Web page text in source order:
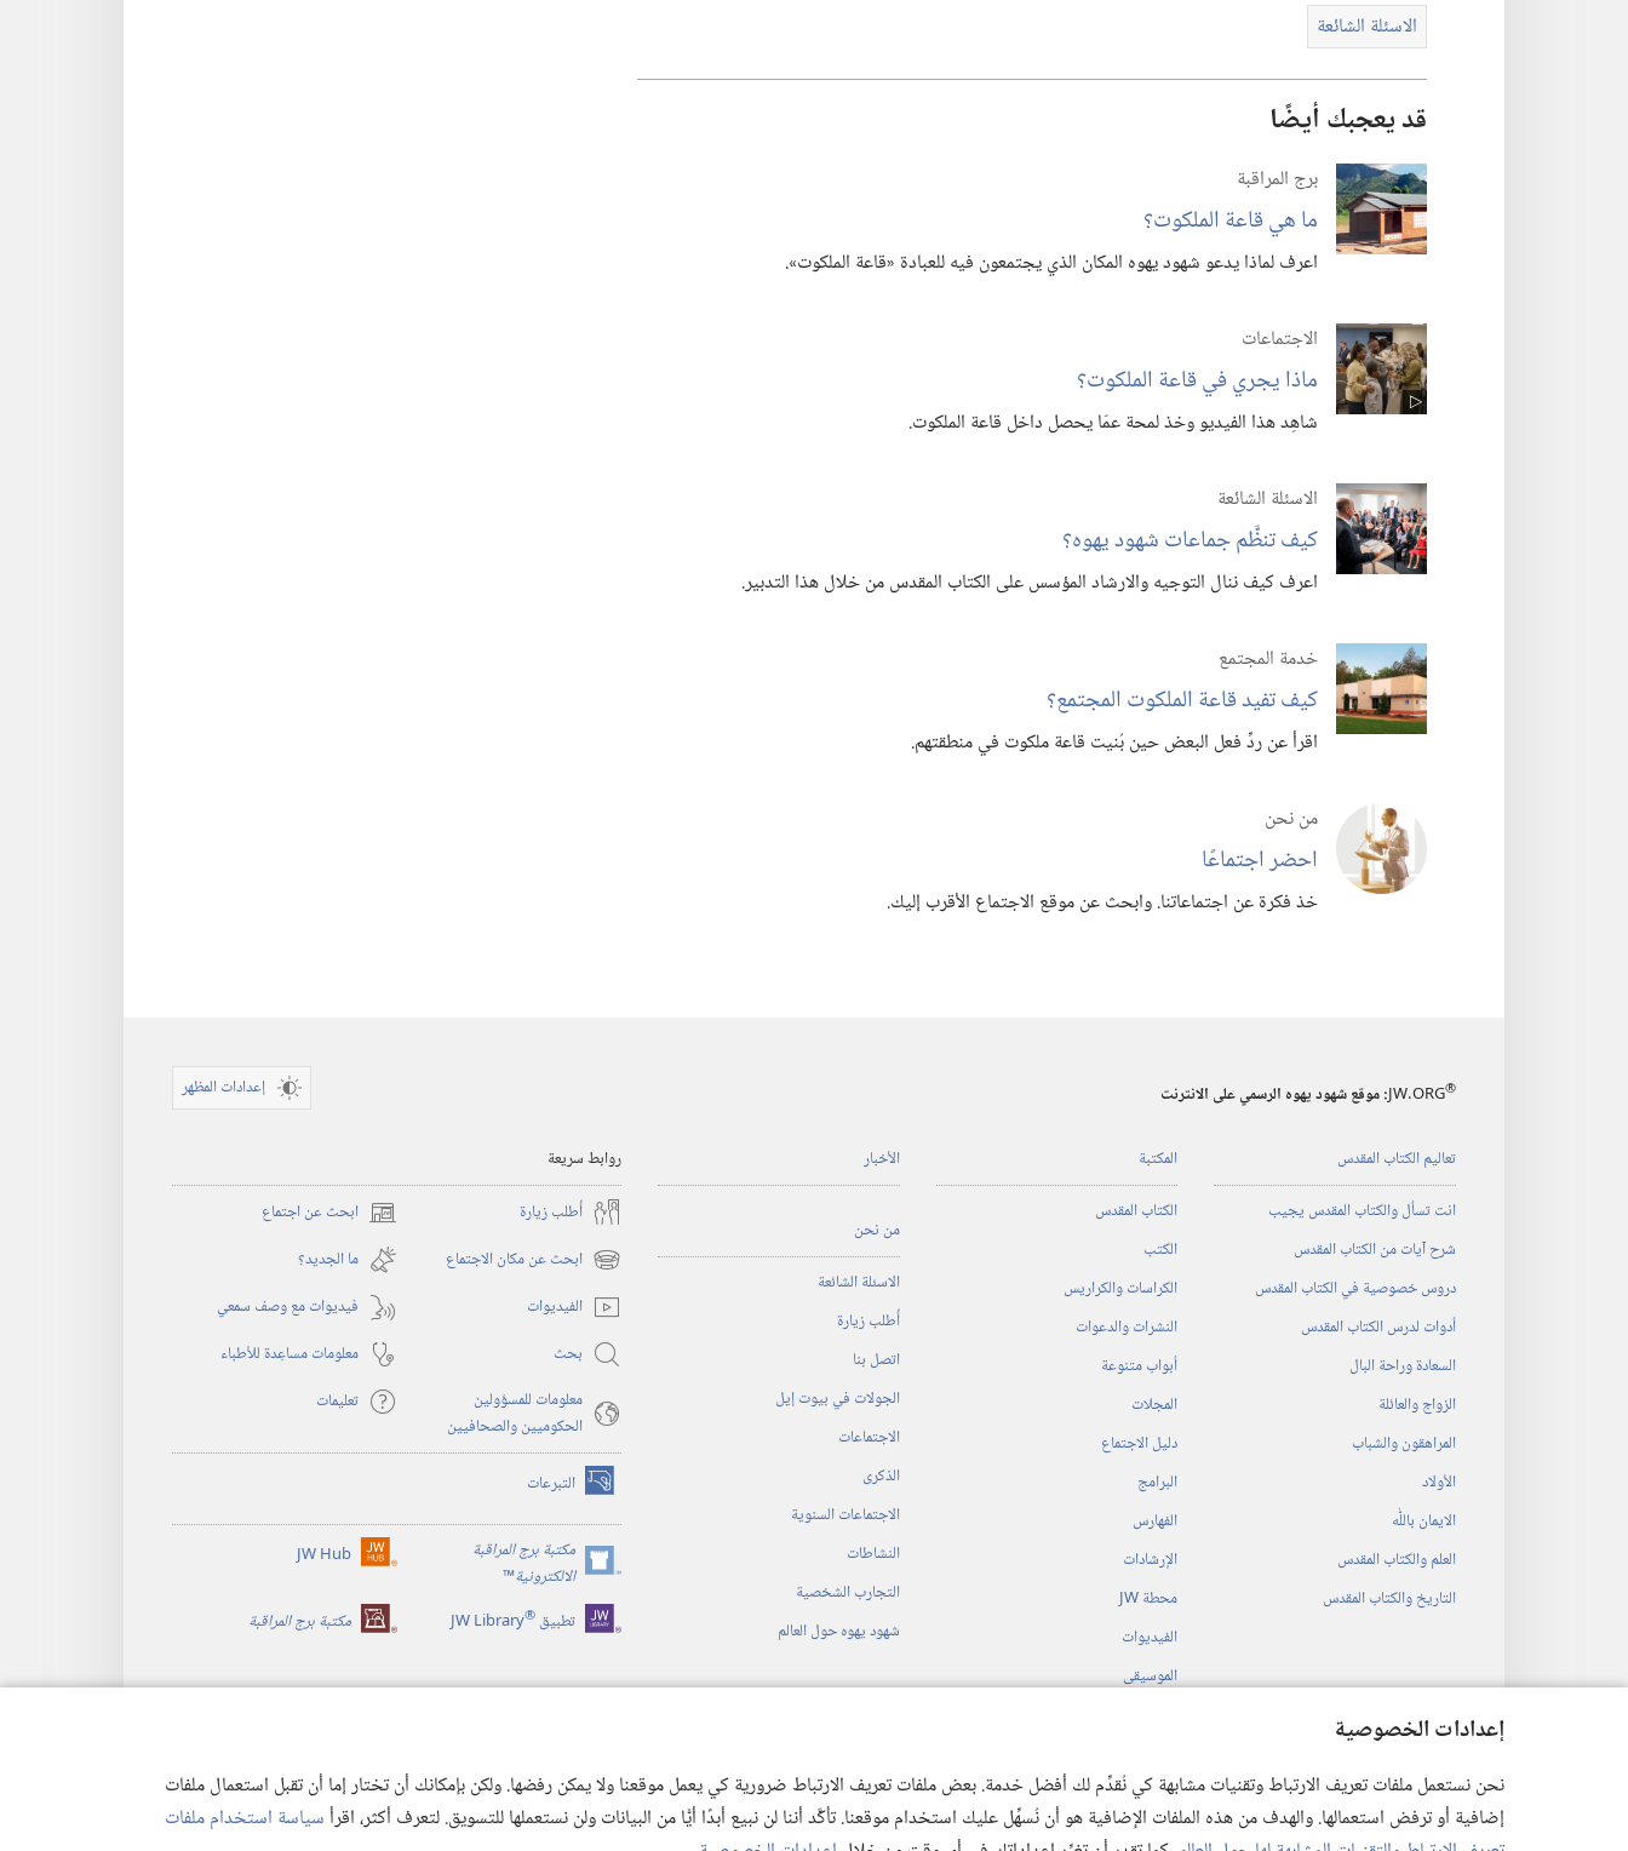
إعدادات الخصوصية
نحن نستعمل ملفات تعريف الارتباط وتقنيات مشابهة كي نُقدِّم لك أفضل خدمة. بعض ملفات تعريف الارتباط ضرورية كي يعمل موقعنا ولا يمكن رفضها. ولكن بإمكانك أن تختار إما أن تقبل استعمال ملفات
إضافية أو ترفض استعمالها. والهدف من هذه الملفات الإضافية هو أن نُسهِّل عليك استخدام موقعنا. تأكَّد أننا لن نبيع أبدًا أيًّا من البيانات ولن نستعملها للتسويق. لتعرف أكثر، اقرأسياسة استخدام ملفات
الاسئلة الشائعة
قد يعجبك أيضًا
برج المراقبة
ما هي قاعة الملكوت؟‏
اعرف لماذا يدعو شهود يهوه المكان الذي يجتمعون فيه للعبادة «قاعة الملكوت».‏
الاجتماعات
ماذا يجري في قاعة الملكوت؟‏
شاهِد هذا الفيديو وخذ لمحة عمّا يحصل داخل قاعة الملكوت.‏
الاسئلة الشائعة
كيف تنظَّم جماعات شهود يهوه؟‏
اعرف كيف ننال التوجيه والارشاد المؤسس على الكتاب المقدس من خلال هذا التدبير.‏
خدمة المجتمع
كيف تفيد قاعة الملكوت المجتمع؟‏
اقرأ عن ردِّ فعل البعض حين بُنيت قاعة ملكوت في منطقتهم.‏
من نحن
احضر اجتماعًا
خذ فكرة عن اجتماعاتنا.‏ وابحث عن موقع الاجتماع الأقرب إليك.‏
JW.ORG® :‏ موقع شهود يهوه الرسمي على الانترنت إعدادات المظهر
تعاليم الكتاب المقدس
انت تسأل والكتاب المقدس يجيب
شرح آيات من الكتاب المقدس
دروس خصوصية في الكتاب المقدس
أدوات لدرس الكتاب المقدس
السعادة وراحة البال
الزواج والعائلة
المراهقون والشباب
الأولاد
الايمان باللّٰه
العلم والكتاب المقدس
التاريخ والكتاب المقدس
المكتبة
الكتاب المقدس
الكتب
الكراسات والكراريس
النشرات والدعوات
أبواب متنوعة
المجلات
دليل الاجتماع
البرامج
الفهارس
الإرشادات
محطة‏ ‏JW
الفيديوات
الموسيقى
الأخبار
من نحن
الاسئلة الشائعة
أُطلب زيارة
اتصل بنا
الجولات في بيوت إيل
الاجتماعات
الذكرى
الاجتماعات السنوية
النشاطات
التجارب الشخصية
شهود يهوه حول العالم
روابط سريعة
أُطلب زيارة
ابحث عن اجتماع (يفتح
نافذة
جديدة)
ابحث عن مكان الاجتماع (يفتح
نافذة
ما الجديد؟‏
الفيديوات
فيديوات مع وصف سمعي
بحث
معلومات مساعِدة للأطباء
معلومات للمسؤولين
الحكوميين والصحافيين
تعليمات
التبرعات (يفتح
نافذة
جديدة) مكتبة برج المراقبة
الالكترونية™
(يفتح
نافذة
جديدة)
JW Hub (يفتح
جديدة)
تطبيق ®
JW Library مكتبة برج المراقبة